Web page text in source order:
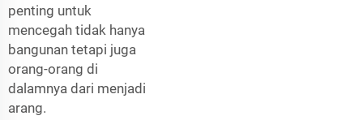
penting untuk
mencegah tidak hanya
bangunan tetapi juga
orang-orang di
dalamnya dari menjadi
arang.